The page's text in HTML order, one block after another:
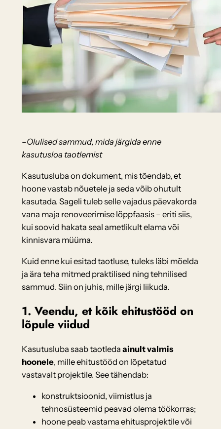
–Olulised sammud, mida järgida enne
kasutusloa taotlemist
Kasutusluba on dokument, mis tõendab, et
hoone vastab nõuetele ja seda võib ohutult
kasutada. Sageli tuleb selle vajadus päevakorda
vana maja renoveerimise lõppfaasis – eriti siis,
kui soovid hakata seal ametlikult elama või
kinnisvara müüma.
Kuid enne kui esitad taotluse, tuleks läbi mõelda
ja ära teha mitmed praktilised ning tehnilised
sammud. Siin on juhis, mille järgi liikuda.
1. Veendu, et kõik ehitustööd on
lõpule viidud
Kasutusluba saab taotleda ainult valmis
hoonele, mille ehitustööd on lõpetatud
vastavalt projektile. See tähendab:
konstruktsioonid, viimistlus ja
tehnosüsteemid peavad olema töökorras;
hoone peab vastama ehitusprojektile või